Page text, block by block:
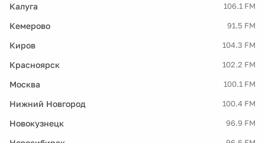
Калуга 106.1 FM
Кемерово 91.5 FM
Киров 104.3 FM
Красноярск 102.2 FM
Москва 100.1 FM
Нижний Новгород 100.4 FM
Новокузнецк 96.9 FM